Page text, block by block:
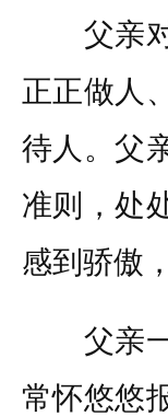
父亲对
正正做人
待人。父
准则，处
感到骄傲
父亲一
常怀悠悠